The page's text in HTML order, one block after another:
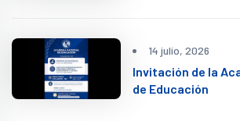
14 julio, 2026
Invitación de la
de Educación